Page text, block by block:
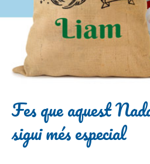
Fes que aquest
sigui més especial